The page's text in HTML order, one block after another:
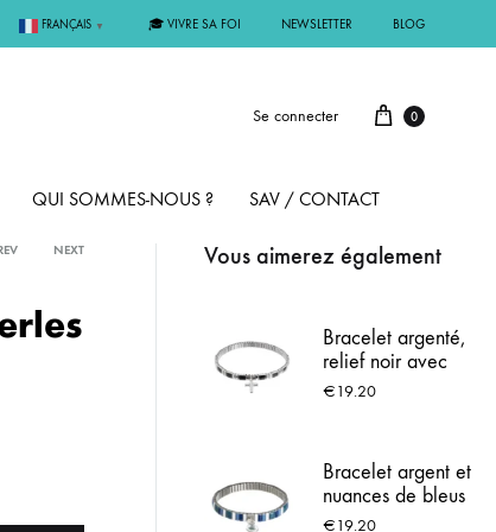
FRANÇAIS ▼ 🎓 VIVRE SA FOI NEWSLETTER BLOG
Se connecter 0
PAR MÉTAL
QUI SOMMES-NOUS ? SAV / CONTACT
NEXT Vous aimerez également
Bracelet argenté,
relief noir avec
Croix
€19.20
Bracelet argent et
nuances de bleus
& Médaille de
€19.20